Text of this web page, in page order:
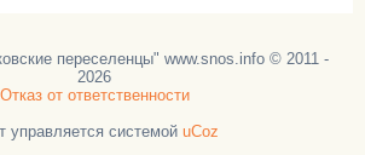
переселенцы" www.snos.info © 2011 -
2026
Отказ от ответственности
управляется системой uCoz